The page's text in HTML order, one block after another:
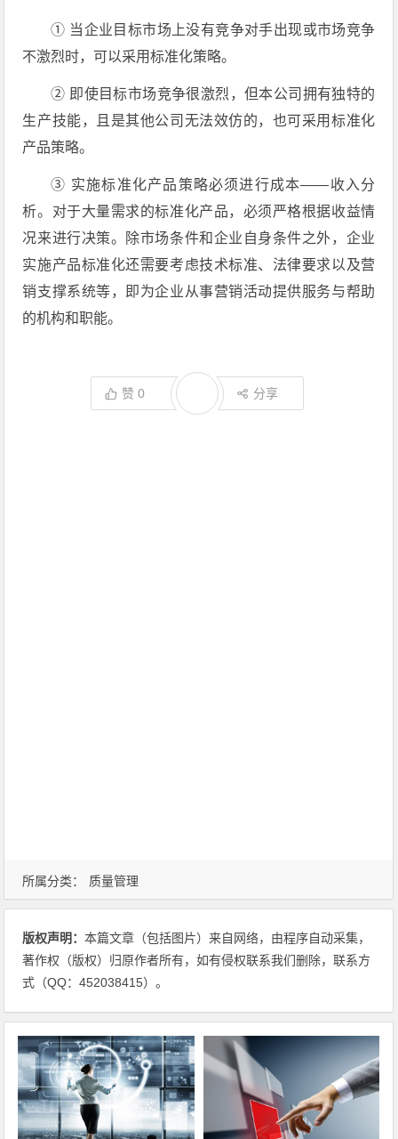
① 当企业目标市场上没有竞争对手出现或市场竞争
不激烈时，可以采用标准化策略。
② 即使目标市场竞争很激烈，但本公司拥有独特的
生产技能，且是其他公司无法效仿的，也可采用标准化
产品策略。
③ 实施标准化产品策略必须进行成本——收入分
析。对于大量需求的标准化产品，必须严格根据收益情
况来进行决策。除市场条件和企业自身条件之外，企业
实施产品标准化还需要考虑技术标准、法律要求以及营
销支撑系统等，即为企业从事营销活动提供服务与帮助
的机构和职能。
赞0 分享
所属分类： 质量管理
版权声明：本篇文章（包括图片）来自网络，由程序自动采集，
著作权（版权）归原作者所有，如有侵权联系我们删除，联系方
式（QQ：452038415）。